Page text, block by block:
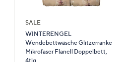
SALE
WINTERENGEL
Wendebettwäsche Glitzerranke
Mikrofaser Flanell Doppelbett,
4tlg.